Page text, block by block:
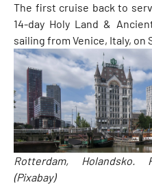
The first cruise back to
14-day Holy Land &
sailing from Venice, Italy, on
Rotterdam, Holandsko.
(Pixabay)